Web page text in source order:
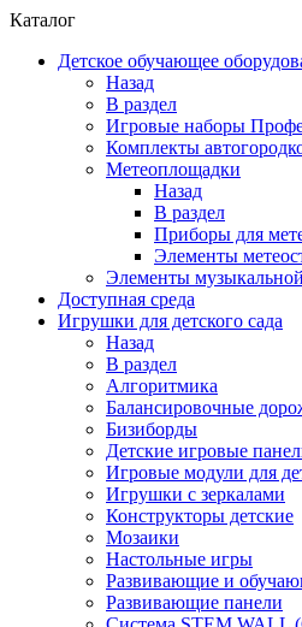
Каталог
Детское обучающее
Назад
В раздел
Игровые наборы
Комплекты
Метеоплощадки
Назад
В раздел
Приборы для
Элементы
Элементы
Доступная среда
Игрушки для детского сада
Назад
В раздел
Алгоритмика
Балансировочные
Бизиборды
Детские игровые
Игровые модули для
Игрушки с зеркалами
Конструкторы детские
Мозаики
Настольные игры
Развивающие и
Развивающие панели